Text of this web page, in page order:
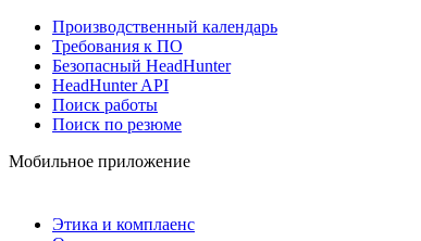
Производственный календарь
Требования к ПО
Безопасный HeadHunter
HeadHunter API
Поиск работы
Поиск по резюме
Мобильное приложение
Этика и комплаенс